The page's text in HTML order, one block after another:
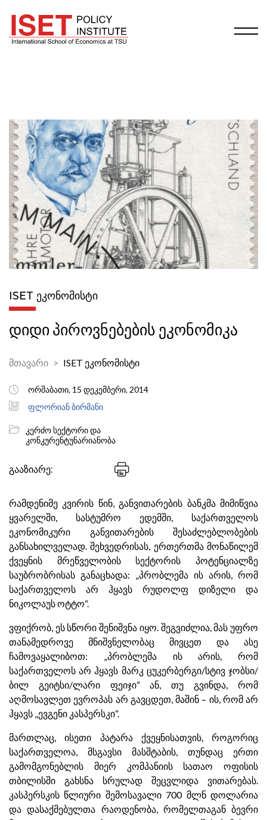
ISET ᲔᲙᲝᲜᲝᲛᲘᲡᲢᲘ
დიდი პიროვნებების ეკონომიკა
მთავარი ISET ეკონომისტი
ორშაბათი, 15 დეკემბერი, 2014
ფლორიან ბირმანი
კერძო სექტორი და
კონკურენტუნარიანობა
გააზიარე:
რამდენიმე კვირის წინ, განვითარების ბანკმა მიმიწვია
ყვარელში, სასტუმრო ედემში, საქართველოს
ეკონომიკური განვითარების შესაძლებლობების
განსახილველად. შეხვედრისას, ერთერთმა მონაწილემ
ქვეყნის მრეწველობის სექტორის პოტენციალზე
საუბრობრისას განაცხადა: „პრობლემა ის არის, რომ
საქართველოს არ ჰყავს რუდოლფ დიზელი და
ნიკოლაუს ოტტო“.
ვფიქრობ, ეს სწორი შენიშვნა იყო. შეგვიძლია, მას უფრო
თანამედროვე მნიშვნელობაც მივცეთ და ასე
ჩამოვაყალიბოთ: „პრობლემა ის არის, რომ
საქართველოს არ ჰყავს მარკ ცუკერბერგი/სტივ ჯობსი/
ბილ გეიტსი/ლარი ფეიჯი“ ან, თუ გვინდა, რომ
აღმოსავლეთ ევროპას არ გავცდეთ, მაშინ – ის, რომ არ
ჰყავს „ევგენი კასპერსკი“.
მართლაც, ისეთი პატარა ქვეყნისათვის, როგორიც
საქართველოა, მსგავსი მასშტაბის, თუნდაც ერთი
გამომგონებლის მიერ კომპანიის სათაო ოფისის
თბილისში გახსნა სრულად შეცვლიდა ვითარებას.
კასპერსკის წლიური შემოსავალი 700 მლნ დოლარია
და დასაქმებულთა რაოდენობა, რომელთაგან ბევრი